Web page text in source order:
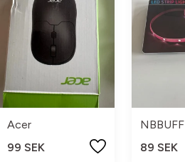
Acer
99 SEK
NBBUFF
89 SEK